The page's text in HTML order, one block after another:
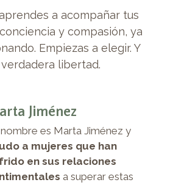
a acompañar tus
y compasión, ya
Empiezas a elegir. Y
libertad.
Jiménez
es Marta Jiménez y
a mujeres que han
en sus relaciones
a superar estas